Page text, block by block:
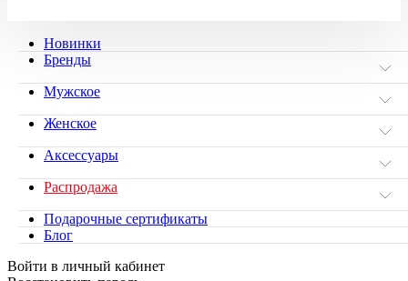
Новинки
Бренды
Мужское
Женское
Аксессуары
Распродажа
Подарочные сертификаты
Блог
Войти в личный кабинет